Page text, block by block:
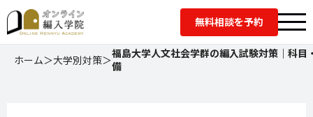
無料相談を予約
ホーム＞大学別対策＞福島大学人文社会学群の編入試験対策｜科目
備